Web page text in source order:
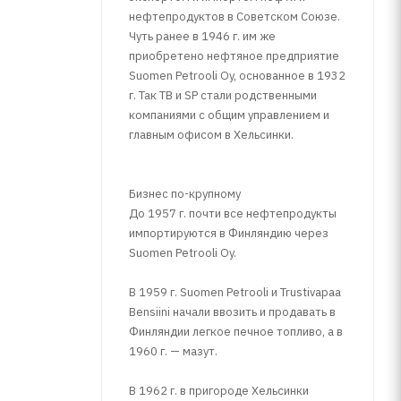
нефтепродуктов в Советском Союзе.
Чуть ранее в 1946 г. им же
приобретено нефтяное предприятие
Suomen Petrooli Oy, основанное в 1932
г. Так TB и SP стали родственными
компаниями с общим управлением и
главным офисом в Хельсинки.
Бизнес по-крупному
До 1957 г. почти все нефтепродукты
импортируются в Финляндию через
Suomen Petrooli Oy.
В 1959 г. Suomen Petrooli и Trustivapaa
Bensiini начали ввозить и продавать в
Финляндии легкое печное топливо, а в
1960 г. — мазут.
В 1962 г. в пригороде Хельсинки